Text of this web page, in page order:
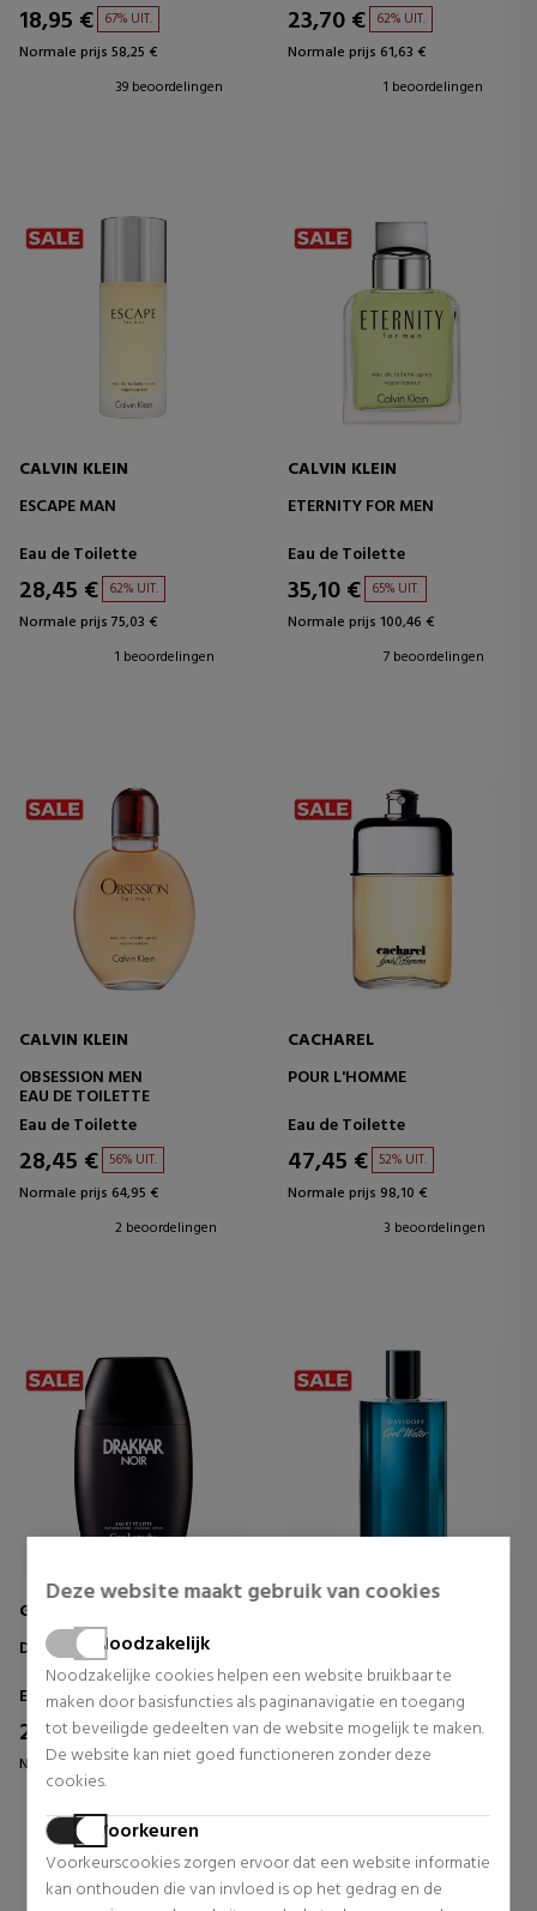
Deze website maakt gebruik van cookies
Noodzakelijk
Noodzakelijke cookies helpen een website bruikbaar te
maken door basisfuncties als paginanavigatie en toegang
tot beveiligde gedeelten van de website mogelijk te maken.
De website kan niet goed functioneren zonder deze
cookies.
Voorkeuren
Voorkeurscookies zorgen ervoor dat een website informatie
kan onthouden die van invloed is op het gedrag en de
18,95 € 67% UIT.
Normale prijs 58,25 €
39 beoordelingen
23,70 € 62% UIT.
Normale prijs 61,63 €
1 beoordelingen
CALVIN KLEIN
ESCAPE MAN
Eau de Toilette
28,45 € 62% UIT.
Normale prijs 75,03 €
1 beoordelingen
CALVIN KLEIN
ETERNITY FOR MEN
Eau de Toilette
35,10 € 65% UIT.
Normale prijs 100,46 €
7 beoordelingen
CALVIN KLEIN
OBSESSION MEN
EAU DE TOILETTE
Eau de Toilette
28,45 € 56% UIT.
Normale prijs 64,95 €
2 beoordelingen
CACHAREL
POUR L'HOMME
Eau de Toilette
47,45 € 52% UIT.
Normale prijs 98,10 €
3 beoordelingen
GUY LAROCHE
DRAKKAR NOIR
Eau de Toilette
25,64 € 67% UIT.
Normale prijs 78,65 €
Eau de Toilette
25,60 € 71% UIT.
Normale prijs 88,46 €